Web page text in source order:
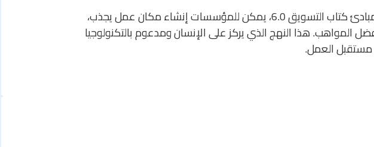
من خلال تطبيق مبادئ كتاب التسويق 6.0، يمكن للمؤسسات إنشاء مكان عمل يجذب،
المواهب. هذا النهج الذي يركز على الإنسان ومدعوم بالتكنولوجيا
مستقبل العمل.